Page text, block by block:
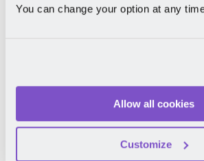
You can change your option at any
Allow all cookies
Customize
dezvoltarea continuă a
Mirro a încurajat o
performanță. Cadrele
dar flexibile, creează un
de siguranță psihologică,